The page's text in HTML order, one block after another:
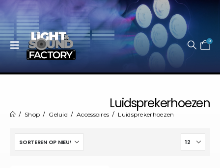
0
Luidsprekerhoezen
Shop Geluid Accessoires Luidsprekerhoezen